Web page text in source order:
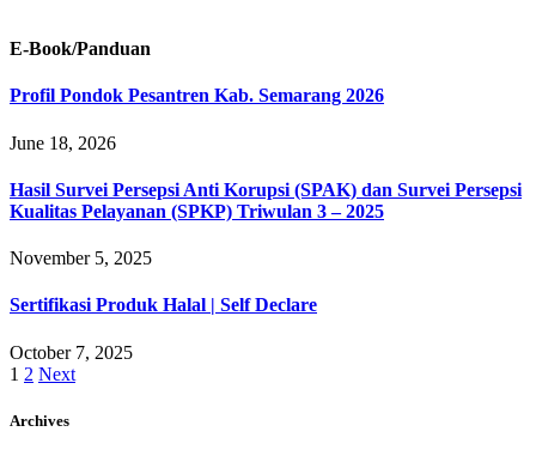
E-Book/Panduan
Profil Pondok Pesantren Kab. Semarang 2026
June 18, 2026
Hasil Survei Persepsi Anti Korupsi (SPAK) dan Survei Persepsi
Kualitas Pelayanan (SPKP) Triwulan 3 – 2025
November 5, 2025
Sertifikasi Produk Halal | Self Declare
October 7, 2025
1 2 Next
Archives